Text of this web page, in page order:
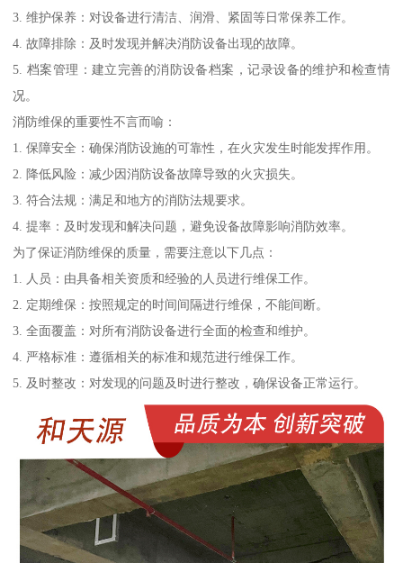
3. 维护保养：对设备进行清洁、润滑、紧固等日常保养工作。
4. 故障排除：及时发现并解决消防设备出现的故障。
5. 档案管理：建立完善的消防设备档案，记录设备的维护和检查情
况。
消防维保的重要性不言而喻：
1. 保障安全：确保消防设施的可靠性，在火灾发生时能发挥作用。
2. 降低风险：减少因消防设备故障导致的火灾损失。
3. 符合法规：满足和地方的消防法规要求。
4. 提率：及时发现和解决问题，避免设备故障影响消防效率。
为了保证消防维保的质量，需要注意以下几点：
1. 人员：由具备相关资质和经验的人员进行维保工作。
2. 定期维保：按照规定的时间间隔进行维保，不能间断。
3. 全面覆盖：对所有消防设备进行全面的检查和维护。
4. 严格标准：遵循相关的标准和规范进行维保工作。
5. 及时整改：对发现的问题及时进行整改，确保设备正常运行。